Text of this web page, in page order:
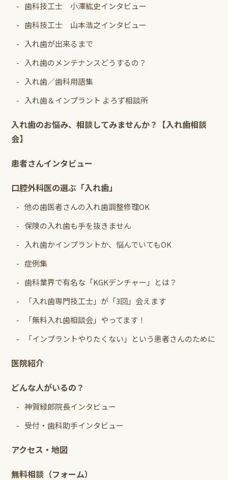
歯科技工士 小澤紘史インタビュー
歯科技工士 山本浩之インタビュー
入れ歯が出来るまで
入れ歯のメンテナンスどうするの？
入れ歯／歯科用語集
入れ歯＆インプラント よろず相談所
入れ歯のお悩み、相談してみませんか？【入れ歯相談
会】
患者さんインタビュー
口腔外科医の選ぶ「入れ歯」
他の歯医者さんの入れ歯調整修理OK
保険の入れ歯も手を抜きません
入れ歯かインプラントか、悩んでいてもOK
症例集
歯科業界で有名な「KGKデンチャー」とは？
「入れ歯専門技工士」が「3回」会えます
「無料入れ歯相談会」やってます！
「インプラントやりたくない」という患者さんのために
医院紹介
どんな人がいるの？
神賀緑郎院長インタビュー
受付・歯科助手インタビュー
アクセス・地図
無料相談（フォーム）